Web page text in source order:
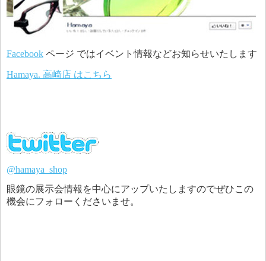
Facebook ページ ではイベント情報などお知らせいたします
Hamaya. 高崎店 はこちら
@hamaya_shop
眼鏡の展示会情報を中心にアップいたしますのでぜひこの
機会にフォローくださいませ。